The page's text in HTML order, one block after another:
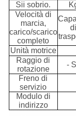
Sii sobrio.
Velocità di
marcia,
carico/scarico
completo
di
Unità motrice
Raggio di
rotazione
-
Freno di
servizio
Modulo di
indirizzo